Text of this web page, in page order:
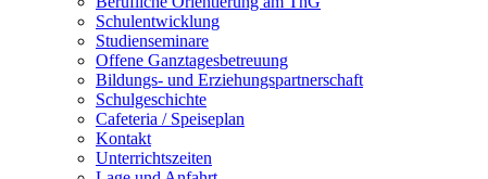
Schulentwicklung
Studienseminare
Offene Ganztagesbetreuung
Bildungs- und Erziehungspartnerschaft
Schulgeschichte
Cafeteria / Speiseplan
Kontakt
Unterrichtszeiten